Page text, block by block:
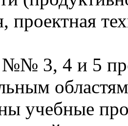
проектная
№№ 3, 4 и 5
учебные